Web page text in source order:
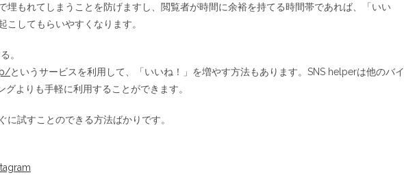
埋もれてしまうことを防げますし、閲覧者が時間に余裕を持てる時間帯であれば、「いい
してもらいやすくなります。
。
というサービスを利用して、「いいね！」を増やす方法もあります。SNS helperは他のバイ
よりも手軽に利用することができます。
試すことのできる方法ばかりです。